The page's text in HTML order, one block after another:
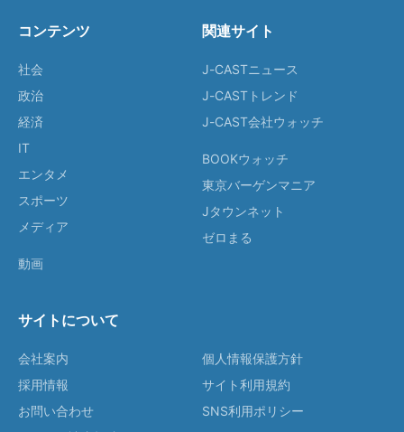
コンテンツ
社会
政治
経済
IT
エンタメ
スポーツ
メディア
動画
関連サイト
J-CASTニュース
J-CASTトレンド
J-CAST会社ウォッチ
BOOKウォッチ
東京バーゲンマニア
Jタウンネット
ゼロまる
サイトについて
会社案内
採用情報
お問い合わせ
個人情報保護方針
サイト利用規約
SNS利用ポリシー